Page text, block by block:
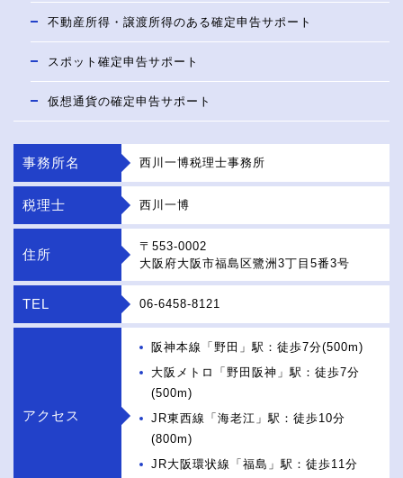
不動産所得・譲渡所得のある確定申告サポート
スポット確定申告サポート
仮想通貨の確定申告サポート
事務所名 西川一博税理士事務所
税理士 西川一博
住所
〒553-0002
大阪府大阪市福島区鷺洲3丁目5番3号
TEL 06-6458-8121
アクセス
阪神本線「野田」駅：徒歩7分(500m)
大阪メトロ「野田阪神」駅：徒歩7分
(500m)
JR東西線「海老江」駅：徒歩10分
(800m)
JR大阪環状線「福島」駅：徒歩11分